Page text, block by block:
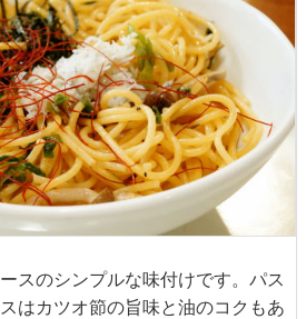
スのシンプルな味付けです。パス
はカツオ節の旨味と油のコクもあ